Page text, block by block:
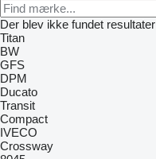
Der blev ikke fundet
Titan
BW
GFS
DPM
Ducato
Transit
Compact
IVECO
Crossway